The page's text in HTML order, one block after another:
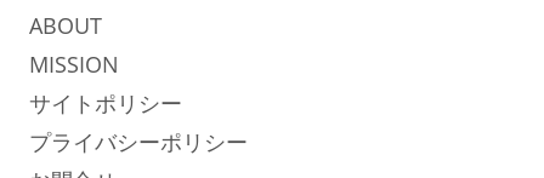
ABOUT
MISSION
サイトポリシー
プライバシーポリシー